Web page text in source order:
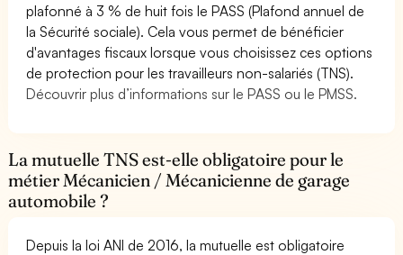
plafonné à 3 % de huit fois le PASS (Plafond annuel de
la Sécurité sociale). Cela vous permet de bénéficier
d'avantages fiscaux lorsque vous choisissez ces options
de protection pour les travailleurs non-salariés (TNS).
Découvrir plus d’informations sur le PASS ou le PMSS.
La mutuelle TNS est-elle obligatoire pour le
métier Mécanicien / Mécanicienne de garage
automobile ?
Depuis la loi ANI de 2016, la mutuelle est obligatoire